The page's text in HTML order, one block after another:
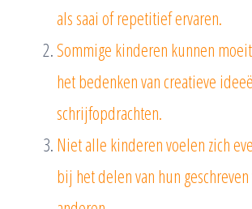
als saai of repetitief ervaren.
Sommige kinderen kunnen
het bedenken van creatieve
schrijfopdrachten.
Niet alle kinderen voelen zich
bij het delen van hun